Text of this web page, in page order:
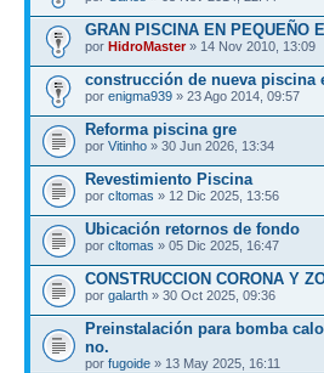
GRAN PISCINA EN PEQUEÑO
por HidroMaster» 14 Nov 2010, 13:09
construcción de nueva piscina
por enigma939 » 23 Ago 2014, 09:57
Reforma piscina gre
por Vitinho » 30 Jun 2026, 13:34
Revestimiento Piscina
por cltomas » 12 Dic 2025, 13:56
Ubicación retornos de fondo
por cltomas » 05 Dic 2025, 16:47
CONSTRUCCION CORONA Y
por galarth » 30 Oct 2025, 09:36
Preinstalación para bomba
no.
por fugoide » 13 May 2025, 16:11